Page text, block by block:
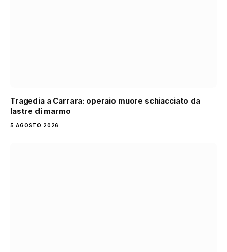
Tragedia a Carrara: operaio muore schiacciato da
lastre di marmo
5 AGOSTO 2026